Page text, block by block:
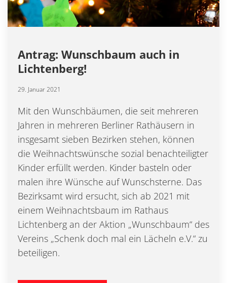
Antrag: Wunschbaum auch in
Lichtenberg!
29. Januar 2021
Mit den Wunschbäumen, die seit mehreren
Jahren in mehreren Berliner Rathäusern in
insgesamt sieben Bezirken stehen, können
die Weihnachtswünsche sozial benachteiligter
Kinder erfüllt werden. Kinder basteln oder
malen ihre Wünsche auf Wunschsterne. Das
Bezirksamt wird ersucht, sich ab 2021 mit
einem Weihnachtsbaum im Rathaus
Lichtenberg an der Aktion „Wunschbaum“ des
Vereins „Schenk doch mal ein Lächeln e.V.“ zu
beteiligen.